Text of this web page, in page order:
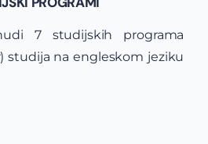
7 studijskih programa
studija na engleskom jeziku